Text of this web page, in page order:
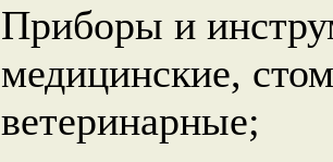
Приборы и
медицинские,
ветеринарные;